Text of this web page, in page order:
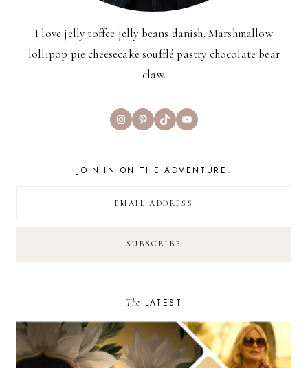
I love jelly toffee jelly beans danish. Marshmallow
lollipop pie cheesecake soufflé pastry chocolate bear
claw.
InstagramPinterest
TikTokYouTube
JOIN IN ON THE ADVENTURE!
The LATEST